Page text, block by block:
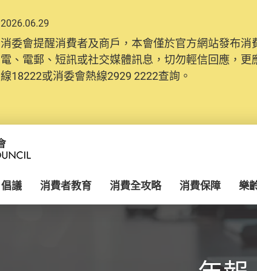
2026.06.29
消委會提醒消費者及商戶，本會僅於官方網站發布
電、電郵、短訊或社交媒體訊息，切勿輕信回應，
線18222或消委會熱線2929 2222查詢。
倡議 消費者教育 消費全攻略 消費保障 樂